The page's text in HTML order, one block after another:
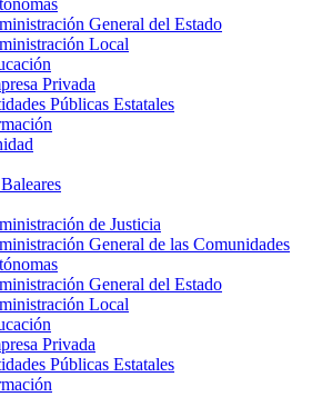
General del Estado
Local
Privada
Públicas Estatales
de Justicia
General de las Comunidades
General del Estado
Local
Privada
Públicas Estatales